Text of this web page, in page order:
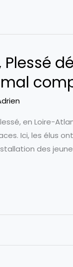
Plessé
en Loire-
Ici, les élus
des